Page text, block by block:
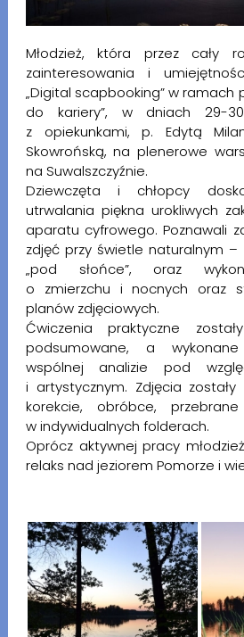
Młodzież, która przez cały
zainteresowania i
„Digital scapbooking” w ramach
do kariery”, w dniach 29-
z opiekunkami, p. Edytą
Skowrońską, na plenerowe
na Suwalszczyźnie.
Dziewczęta i chłopcy
utrwalania piękna urokliwych
aparatu cyfrowego. Poznawali
zdjęć przy świetle naturalnym –
„pod słońce”, oraz
o zmierzchu i nocnych oraz
planów zdjęciowych.
Ćwiczenia praktyczne
podsumowane, a
wspólnej analizie pod
i artystycznym. Zdjęcia
korekcie, obróbce,
w indywidualnych folderach.
Oprócz aktywnej pracy
relaks nad jeziorem Pomorze i